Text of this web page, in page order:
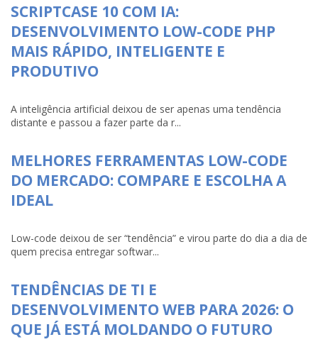
SCRIPTCASE 10 COM IA:
DESENVOLVIMENTO LOW-CODE PHP
MAIS RÁPIDO, INTELIGENTE E
PRODUTIVO
A inteligência artificial deixou de ser apenas uma tendência
distante e passou a fazer parte da r...
MELHORES FERRAMENTAS LOW-CODE
DO MERCADO: COMPARE E ESCOLHA A
IDEAL
Low-code deixou de ser “tendência” e virou parte do dia a dia de
quem precisa entregar softwar...
TENDÊNCIAS DE TI E
DESENVOLVIMENTO WEB PARA 2026: O
QUE JÁ ESTÁ MOLDANDO O FUTURO